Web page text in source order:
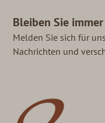
Bleiben Sie
Melden Sie sich für
Nachrichten und